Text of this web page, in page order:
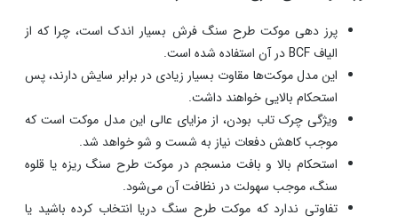
پرز دهی موکت طرح سنگ فرش بسیار اندک است، چرا که از
الیاف BCF در آن استفاده شده است.
این مدل موکت‌ها مقاوت بسیار زیادی در برابر سایش دارند، پس
استحکام بالایی خواهند داشت.
ویژگی چرک تاب بودن، از مزایای عالی این مدل موکت است که
موجب کاهش دفعات نیاز به شست و شو خواهد شد.
استحکام بالا و بافت منسجم در موکت طرح سنگ ریزه یا قلوه
سنگ، موجب سهولت در نظافت آن می‌شود.
تفاوتی ندارد که موکت طرح سنگ دریا انتخاب کرده باشید یا